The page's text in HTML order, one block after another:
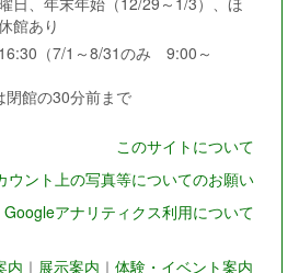
館あり
（7/1～8/31のみ 9:00～
閉館の30分前まで
このサイトについて
ウント上の写真等についてのお願い
Googleアナリティクス利用について
内 ｜ 展示案内 ｜ 体験・イベント案内